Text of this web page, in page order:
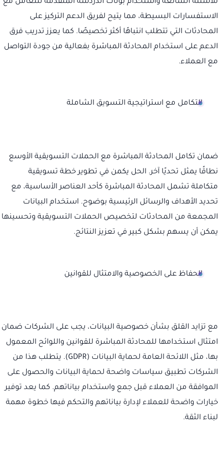
الاستفسارات البسيطة، مما يتيح لفريق الدعم التركيز على
المحادثات التي تتطلب انتباهًا أكثر تخصيصًا. كما يعزز تدريب فرق
الدعم على استخدام المحادثة المباشرة بفعالية من جودة التواصل
مع العملاء.
التكامل مع استراتيجية التسويق الشاملة
ضمان تكامل المحادثة المباشرة مع الحملات التسويقية الأوسع
نطاقًا يمثل تحديًا آخر. الحل يكمن في تطوير خطة تسويقية
متكاملة تشمل المحادثة المباشرة كأحد العناصر الأساسية، مع
تحديد الأهداف والرسائل الرئيسية بوضوح. استخدام البيانات
المجمعة من المحادثات لتخصيص الحملات التسويقية وتحسينها
يمكن أن يسهم بشكل كبير في تعزيز النتائج.
الحفاظ على الخصوصية والامتثال للقوانين
مع تزايد القلق بشأن خصوصية البيانات، يجب على الشركات ضمان
امتثال استخدامها للمحادثة المباشرة للقوانين واللوائح المعمول
بها، مثل اللائحة العامة لحماية البيانات (GDPR). يتطلب هذا من
الشركات تطبيق سياسات واضحة لحماية البيانات والحصول على
الموافقة من العملاء قبل جمع واستخدام بياناتهم. كما يعد توفير
خيارات واضحة للعملاء لإدارة بياناتهم والتحكم فيها خطوة مهمة
لبناء الثقة.